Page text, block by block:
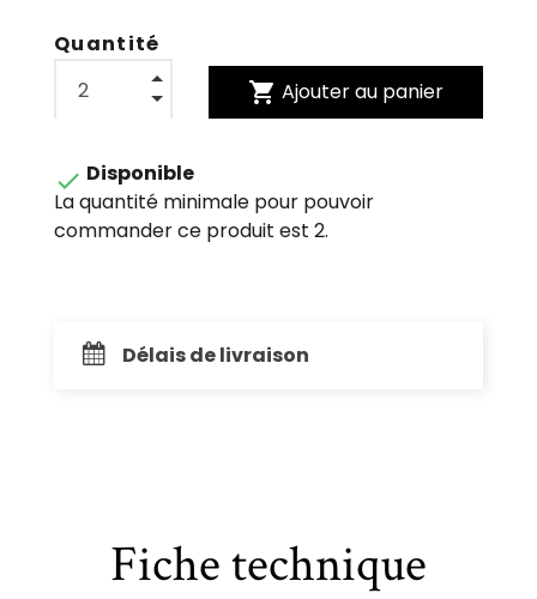
Quantité
shopping_cart Ajouter au panier
 Disponible
La quantité minimale pour pouvoir
commander ce produit est 2.
Délais de livraison
Fiche technique